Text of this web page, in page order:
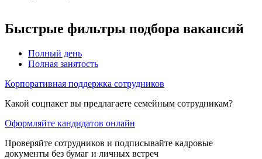
Быстрые фильтры подбора вакансий
Полный день
Полная занятость
Корпоративная поддержка сотрудников
Какой соцпакет вы предлагаете семейным сотрудникам?
Оформляйте кандидатов онлайн
Проверяйте сотрудников и подписывайте кадровые
документы без бумаг и личных встреч